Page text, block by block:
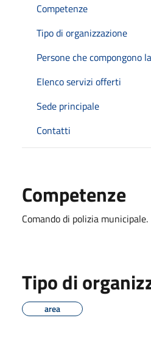
Competenze
Tipo di organizzazione
Persone che compongono
Elenco servizi offerti
Sede principale
Contatti
Competenze
Comando di polizia municipale.
Tipo di
area